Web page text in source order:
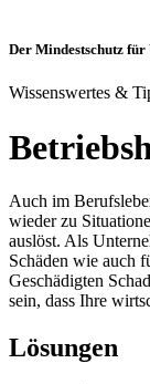
Der Mindestschutz für
Wissenswertes &
Auch im
wieder zu
auslöst. Als
Schäden wie auch
Geschädigten
sein, dass Ihre
Lösungen